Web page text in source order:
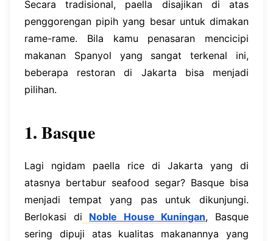
Secara tradisional, paella disajikan di atas
penggorengan pipih yang besar untuk dimakan
rame-rame. Bila kamu penasaran mencicipi
makanan Spanyol yang sangat terkenal ini,
beberapa restoran di Jakarta bisa menjadi
pilihan.
1. Basque
Lagi ngidam paella rice di Jakarta yang di
atasnya bertabur seafood segar? Basque bisa
menjadi tempat yang pas untuk dikunjungi.
Berlokasi di
Noble House Kuningan, Basque
sering dipuji atas kualitas makanannya yang